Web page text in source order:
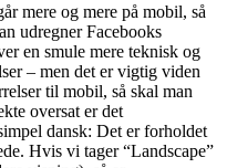
mere og mere på mobil, så
udregner Facebooks
en smule mere teknisk og
– men det er vigtig viden
til mobil, så skal man
oversat er det
dansk: Det er forholdet
Hvis vi tager “Landscape”